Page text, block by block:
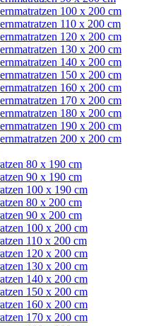
100 x 200 cm
110 x 200 cm
120 x 200 cm
130 x 200 cm
140 x 200 cm
150 x 200 cm
160 x 200 cm
170 x 200 cm
180 x 200 cm
190 x 200 cm
200 x 200 cm
80 x 190 cm
90 x 190 cm
100 x 190 cm
80 x 200 cm
90 x 200 cm
100 x 200 cm
110 x 200 cm
120 x 200 cm
130 x 200 cm
140 x 200 cm
150 x 200 cm
160 x 200 cm
170 x 200 cm